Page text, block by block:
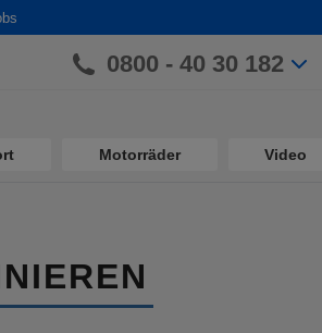
0800 - 40 30 182
Motorräder Video